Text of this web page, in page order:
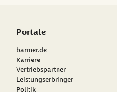
Portale
barmer.de
Karriere
Vertriebspartner
Leistungserbringer
Politik